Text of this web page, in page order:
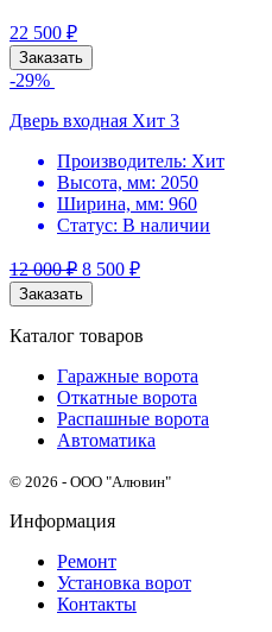
22 500 ₽
Заказать
-29%
Дверь входная Хит 3
Производитель: Хит
Высота, мм: 2050
Ширина, мм: 960
Статус: В наличии
12 000₽ 8 500 ₽
Заказать
Каталог товаров
Гаражные ворота
Откатные ворота
Распашные ворота
Автоматика
© 2026 - ООО "Алювин"
Информация
Ремонт
Установка ворот
Контакты